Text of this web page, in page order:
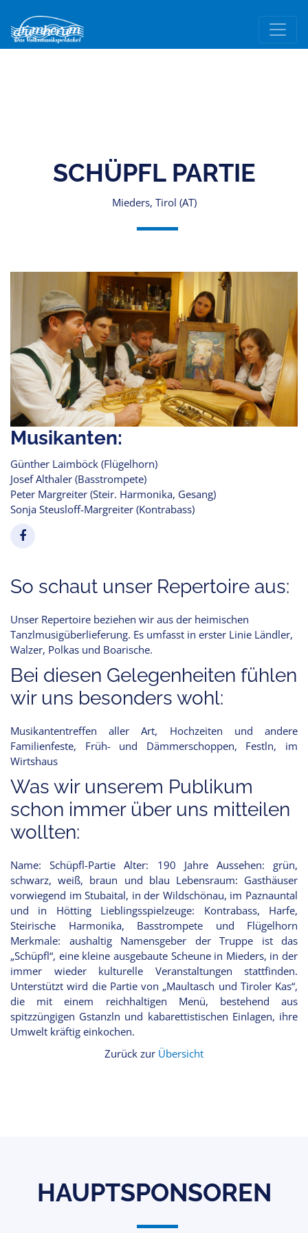
SCHÜPFL PARTIE
Mieders, Tirol (AT)
Musikanten:
Günther Laimböck (Flügelhorn)
Josef Althaler (Basstrompete)
Peter Margreiter (Steir. Harmonika, Gesang)
Sonja Steusloff-Margreiter (Kontrabass)
So schaut unser Repertoire aus:
Unser Repertoire beziehen wir aus der heimischen
Tanzlmusigüberlieferung. Es umfasst in erster Linie Ländler,
Walzer, Polkas und Boarische.
Bei diesen Gelegenheiten fühlen
wir uns besonders wohl:
Musikantentreffen aller Art, Hochzeiten und andere
Familienfeste, Früh- und Dämmerschoppen, Festln, im
Wirtshaus
Was wir unserem Publikum
schon immer über uns mitteilen
wollten:
Name: Schüpfl-Partie Alter: 190 Jahre Aussehen: grün,
schwarz, weiß, braun und blau Lebensraum: Gasthäuser
vorwiegend im Stubaital, in der Wildschönau, im Paznauntal
und in Hötting Lieblingsspielzeuge: Kontrabass, Harfe,
Steirische Harmonika, Basstrompete und Flügelhorn
Merkmale: aushaltig Namensgeber der Truppe ist das
„Schüpfl“, eine kleine ausgebaute Scheune in Mieders, in der
immer wieder kulturelle Veranstaltungen stattfinden.
Unterstützt wird die Partie von „Maultasch und Tiroler Kas“,
die mit einem reichhaltigen Menü, bestehend aus
spitzzüngigen Gstanzln und kabarettistischen Einlagen, ihre
Umwelt kräftig einkochen.
Zurück zur Übersicht
HAUPTSPONSOREN